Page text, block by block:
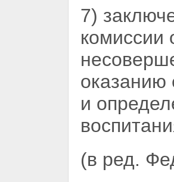
7)
комиссии
оказанию
и
(в ред.